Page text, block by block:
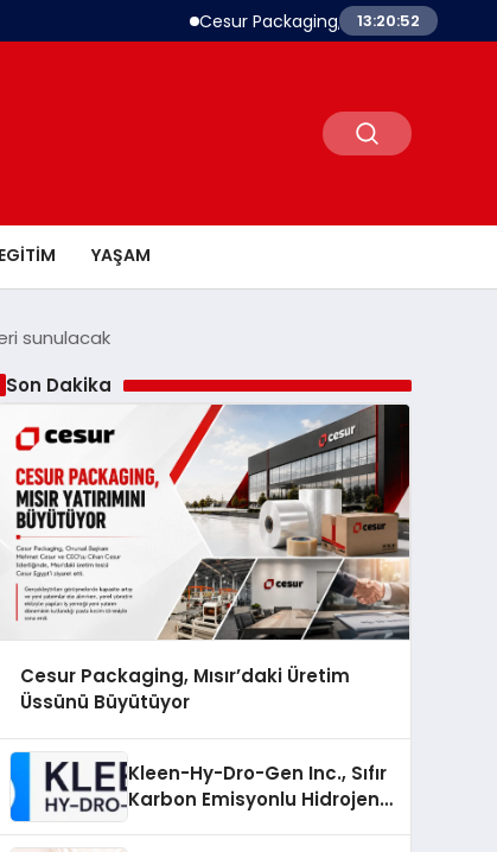
Cesur Packaging, Mısır’daki Üretim Üssünü
13:20:53
EGITIM YAŞAM
sunulacak
Son Dakika
Cesur Packaging, Mısır’daki Üretim
Üssünü Büyütüyor
Kleen-Hy-Dro-Gen Inc., Sıfır
Karbon Emisyonlu Hidrojen